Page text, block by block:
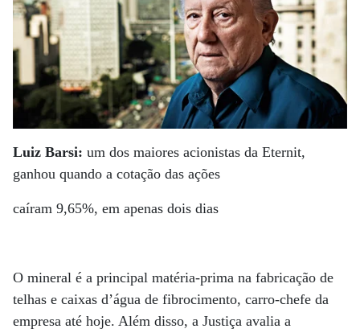
Luiz Barsi: um dos maiores acionistas da Eternit,
ganhou quando a cotação das ações
caíram 9,65%, em apenas dois dias
O mineral é a principal matéria-prima na fabricação de
telhas e caixas d’água de fibrocimento, carro-chefe da
empresa até hoje. Além disso, a Justiça avalia a